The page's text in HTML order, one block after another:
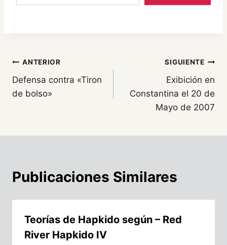
Navegación
de
ANTERIOR
Defensa contra «Tiron
de bolso»
SIGUIENTE
Exibición en
Constantina el 20 de
Mayo de 2007
Publicaciones Similares
Teorías de Hapkido según – Red
River Hapkido IV